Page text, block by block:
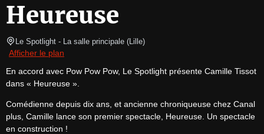
Heureuse
Le Spotlight - La salle principale (Lille)
Afficher le plan
En accord avec Pow Pow Pow, Le Spotlight présente Camille Tissot
dans « Heureuse ».
Comédienne depuis dix ans, et ancienne chroniqueuse chez Canal
plus, Camille lance son premier spectacle, Heureuse. Un spectacle
en construction !